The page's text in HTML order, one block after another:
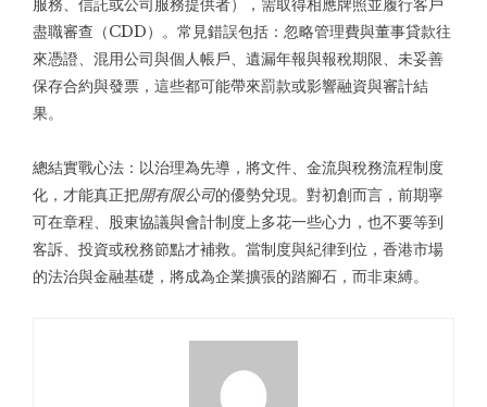
服務、信託或公司服務提供者），需取得相應牌照並履行客戶
盡職審查（CDD）。常見錯誤包括：忽略管理費與董事貸款往
來憑證、混用公司與個人帳戶、遺漏年報與報稅期限、未妥善
保存合約與發票，這些都可能帶來罰款或影響融資與審計結
果。
總結實戰心法：以治理為先導，將文件、金流與稅務流程制度
化，才能真正把開有限公司的優勢兌現。對初創而言，前期寧
可在章程、股東協議與會計制度上多花一些心力，也不要等到
客訴、投資或稅務節點才補救。當制度與紀律到位，香港市場
的法治與金融基礎，將成為企業擴張的踏腳石，而非束縛。